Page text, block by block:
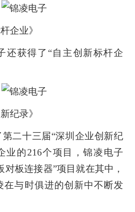
业》
获得了“自主创新标杆企
录》
十三届“深圳企业创新纪
业的216个项目，锦凌电子
对板连接器”项目就在其中，
在与时俱进的创新中不断发